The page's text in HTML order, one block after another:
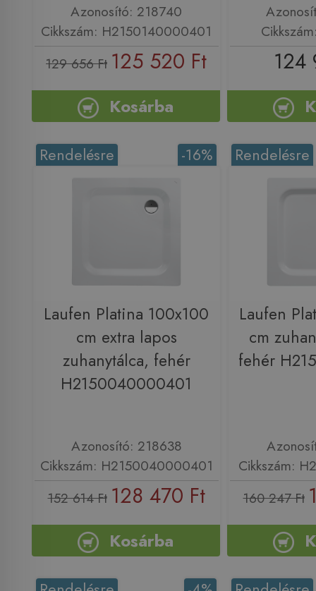
Azonosító: 218740
Cikkszám: H2150140000401
129 656 Ft 125 520 Ft
Kosárba
124
-16%
Rendelésre
Laufen Platina 100x100
cm extra lapos
zuhanytálca, fehér
H2150040000401
Azonosító: 218638
Cikkszám: H2150040000401
152 614 Ft 128 470 Ft
Kosárba
Rendelésre
Laufen
cm
fehér
Cikkszám:
160 247 Ft